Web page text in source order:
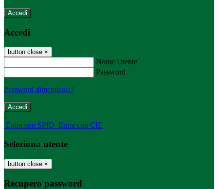
Accedi
Accedi
button close ×
Nome Utente
Password
Password dimenticata?
-
Entra con SPID Entra con CIE
Seleziona utente
button close ×
Recupero password